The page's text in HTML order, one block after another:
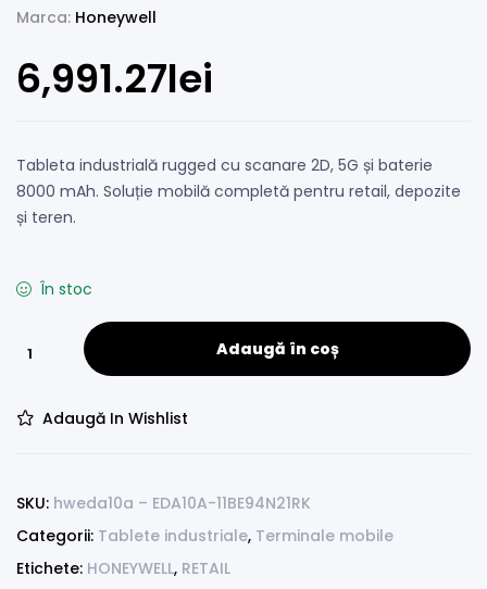
Marca: Honeywell
6,991.27lei
Tableta industrială rugged cu scanare 2D, 5G și baterie
8000 mAh. Soluție mobilă completă pentru retail, depozite
și teren.
În stoc
Adaugă în coș
Adaugă In Wishlist
SKU: hweda10a – EDA10A-11BE94N21RK
Categorii: Tablete industriale, Terminale mobile
Etichete: HONEYWELL, RETAIL